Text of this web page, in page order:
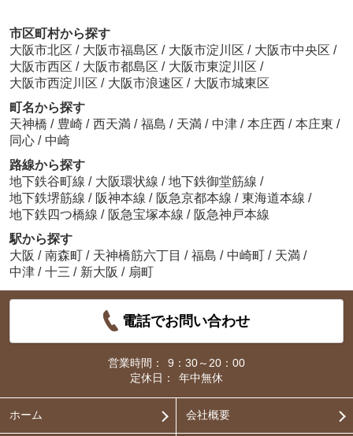
市区町村から探す
大阪市北区 / 大阪市福島区 / 大阪市淀川区 / 大阪市中央区 /
大阪市西区 / 大阪市都島区 / 大阪市東淀川区 /
大阪市西淀川区 / 大阪市浪速区 / 大阪市城東区
町名から探す
天神橋 / 豊崎 / 西天満 / 福島 / 天満 / 中津 / 本庄西 / 本庄東 /
同心 / 中崎
路線から探す
地下鉄谷町線 / 大阪環状線 / 地下鉄御堂筋線 /
地下鉄堺筋線 / 阪神本線 / 阪急京都本線 / 東海道本線 /
地下鉄四つ橋線 / 阪急宝塚本線 / 阪急神戸本線
駅から探す
大阪 / 南森町 / 天神橋筋六丁目 / 福島 / 中崎町 / 天満 /
中津 / 十三 / 新大阪 / 扇町
電話でお問い合わせ
営業時間：
9：30～20：00
定休日：
年中無休
ホーム 会社概要